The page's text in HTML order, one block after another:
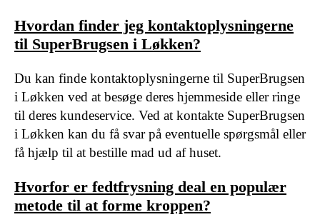
Hvordan finder jeg kontaktoplysningerne
til SuperBrugsen i Løkken?
Du kan finde kontaktoplysningerne til SuperBrugsen
i Løkken ved at besøge deres hjemmeside eller ringe
til deres kundeservice. Ved at kontakte SuperBrugsen
i Løkken kan du få svar på eventuelle spørgsmål eller
få hjælp til at bestille mad ud af huset.
Hvorfor er fedtfrysning deal en populær
metode til at forme kroppen?